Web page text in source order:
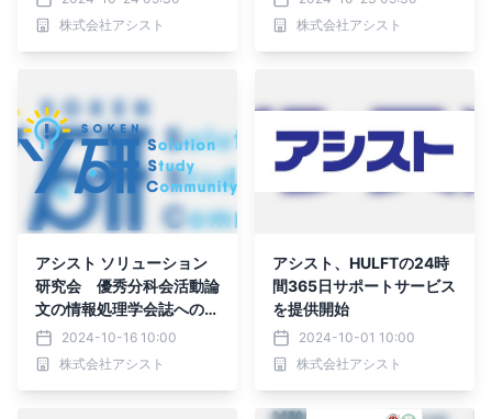
株式会社アシスト
株式会社アシスト
アシスト ソリューション
研究会 優秀分科会活動論
文の情報処理学会誌への採
録
2024-10-16 10:00
株式会社アシスト
アシスト、HULFTの24時
間365日サポートサービス
を提供開始
2024-10-01 10:00
株式会社アシスト